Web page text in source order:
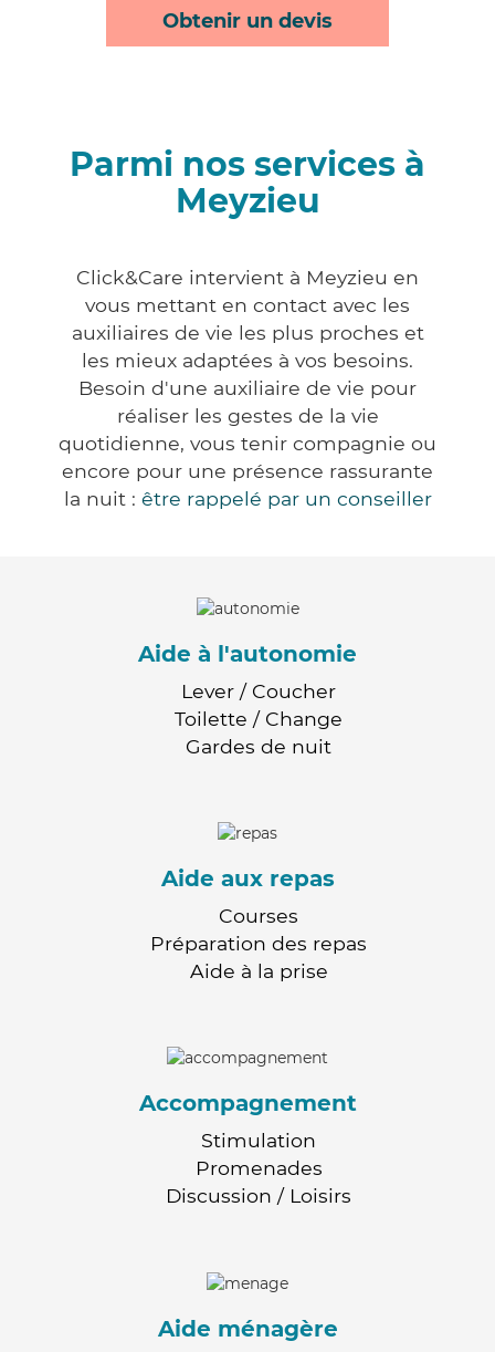
Obtenir un devis
Parmi nos services à
Meyzieu
Click&Care intervient à Meyzieu en
vous mettant en contact avec les
auxiliaires de vie les plus proches et
les mieux adaptées à vos besoins.
Besoin d'une auxiliaire de vie pour
réaliser les gestes de la vie
quotidienne, vous tenir compagnie ou
encore pour une présence rassurante
la nuit : être rappelé par un conseiller
Aide à l'autonomie
Lever / Coucher
Toilette / Change
Gardes de nuit
Aide aux repas
Courses
Préparation des repas
Aide à la prise
Accompagnement
Stimulation
Promenades
Discussion / Loisirs
Aide ménagère